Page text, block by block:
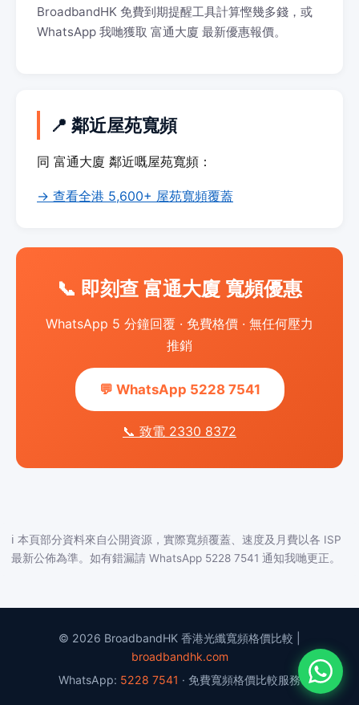
BroadbandHK 免費到期提醒工具計算慳幾多錢，或
WhatsApp 我哋獲取 富通大廈 最新優惠報價。
📍 鄰近屋苑寬頻
同 富通大廈 鄰近嘅屋苑寬頻：
→ 查看全港 5,600+ 屋苑寬頻覆蓋
📞 即刻查 富通大廈 寬頻優惠
WhatsApp 5 分鐘回覆 · 免費格價 · 無任何壓力
推銷
💬 WhatsApp 5228 7541
📞 致電 2330 8372
ℹ️ 本頁部分資料來自公開資源，實際寬頻覆蓋、速度及月費以各 ISP
最新公佈為準。如有錯漏請 WhatsApp 5228 7541 通知我哋更正。
© 2026 BroadbandHK 香港光纖寬頻格價比較 |
broadbandhk.com
WhatsApp: 5228 7541 · 免費寬頻格價比較服務